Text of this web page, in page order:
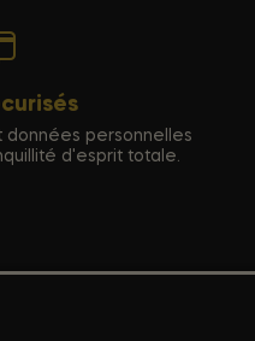
données personnelles
d'esprit totale.